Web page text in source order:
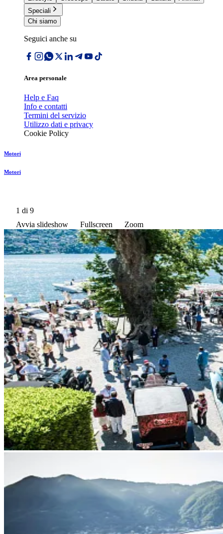
Speciali
Chi siamo
Seguici anche su
Area personale
Help e Faq
Info e contatti
Termini del servizio
Utilizzo dati e privacy
Cookie Policy
Motori
Motori
1 di 9
Avvia slideshow
Fullscreen Zoom